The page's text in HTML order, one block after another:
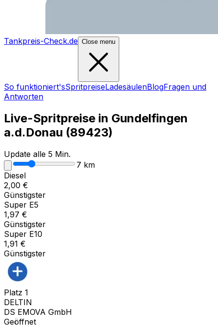
Tankpreis-Check.de Close menu
So funktioniert'sSpritpreiseLadesäulenBlogFragen und
Antworten
Live-Spritpreise in Gundelfingen
a.d.Donau (89423)
Update alle 5 Min.
7 km
Diesel
2,00 €
Günstigster
Super E5
1,97 €
Günstigster
Super E10
1,91 €
Günstigster
Platz 1
DELTIN
DS EMOVA GmbH
Geöffnet